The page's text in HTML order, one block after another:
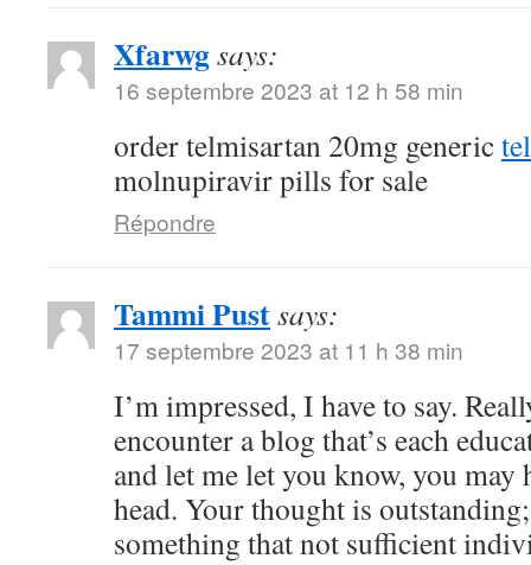
Xfarwgsays:
16 septembre 2023 at 12 h 58 min
order telmisartan 20mg generic
molnupiravir pills for sale
Répondre
Tammi Pustsays:
17 septembre 2023 at 11 h 38 min
I’m impressed, I have to say.
encounter a blog that’s each
and let me let you know, you may
head. Your thought is
something that not sufficient